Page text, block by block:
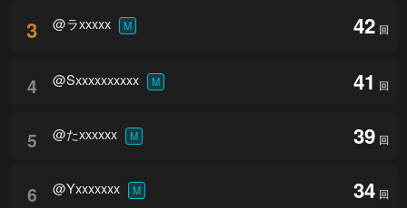
3 @ラxxxxx M 42 回
4 @Sxxxxxxxxxx M 41 回
5 @たxxxxxx M 39 回
6 @Yxxxxxxx M 34 回